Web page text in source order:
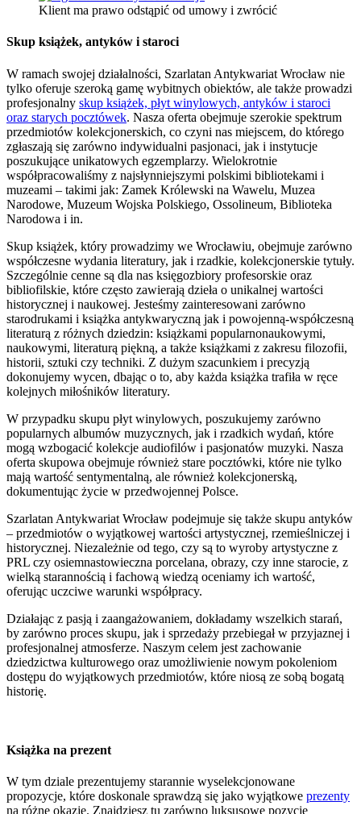
Klient ma prawo odstąpić od umowy i zwrócić
Skup książek, antyków i staroci
W ramach swojej działalności, Szarlatan Antykwariat Wrocław nie
tylko oferuje szeroką gamę wybitnych obiektów, ale także prowadzi
profesjonalny skup książek, płyt winylowych, antyków i staroci
oraz starych pocztówek. Nasza oferta obejmuje szerokie spektrum
przedmiotów kolekcjonerskich, co czyni nas miejscem, do którego
zgłaszają się zarówno indywidualni pasjonaci, jak i instytucje
poszukujące unikatowych egzemplarzy. Wielokrotnie
współpracowaliśmy z najsłynniejszymi polskimi bibliotekami i
muzeami – takimi jak: Zamek Królewski na Wawelu, Muzea
Narodowe, Muzeum Wojska Polskiego, Ossolineum, Biblioteka
Narodowa i in.
Skup książek, który prowadzimy we Wrocławiu, obejmuje zarówno
współczesne wydania literatury, jak i rzadkie, kolekcjonerskie tytuły.
Szczególnie cenne są dla nas księgozbiory profesorskie oraz
bibliofilskie, które często zawierają dzieła o unikalnej wartości
historycznej i naukowej. Jesteśmy zainteresowani zarówno
starodrukami i książka antykwaryczną jak i powojenną-współczesną
literaturą z różnych dziedzin: książkami popularnonaukowymi,
naukowymi, literaturą piękną, a także książkami z zakresu filozofii,
historii, sztuki czy techniki. Z dużym szacunkiem i precyzją
dokonujemy wycen, dbając o to, aby każda książka trafiła w ręce
kolejnych miłośników literatury.
W przypadku skupu płyt winylowych, poszukujemy zarówno
popularnych albumów muzycznych, jak i rzadkich wydań, które
mogą wzbogacić kolekcje audiofilów i pasjonatów muzyki. Nasza
oferta skupowa obejmuje również stare pocztówki, które nie tylko
mają wartość sentymentalną, ale również kolekcjonerską,
dokumentując życie w przedwojennej Polsce.
Szarlatan Antykwariat Wrocław podejmuje się także skupu antyków
– przedmiotów o wyjątkowej wartości artystycznej, rzemieślniczej i
historycznej. Niezależnie od tego, czy są to wyroby artystyczne z
PRL czy osiemnastowieczna porcelana, obrazy, czy inne starocie, z
wielką starannością i fachową wiedzą oceniamy ich wartość,
oferując uczciwe warunki współpracy.
Działając z pasją i zaangażowaniem, dokładamy wszelkich starań,
by zarówno proces skupu, jak i sprzedaży przebiegał w przyjaznej i
profesjonalnej atmosferze. Naszym celem jest zachowanie
dziedzictwa kulturowego oraz umożliwienie nowym pokoleniom
dostępu do wyjątkowych przedmiotów, które niosą ze sobą bogatą
historię.
Książka na prezent
W tym dziale prezentujemy starannie wyselekcjonowane
propozycje, które doskonale sprawdzą się jako wyjątkowe prezenty
na różne okazje. Znajdziesz tu zarówno luksusowe pozycje